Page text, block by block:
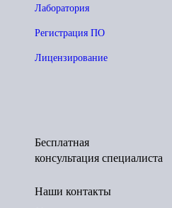
Лаборатория
Регистрация ПО
Лицензирование
Бесплатная
консультация специалиста
Наши контакты